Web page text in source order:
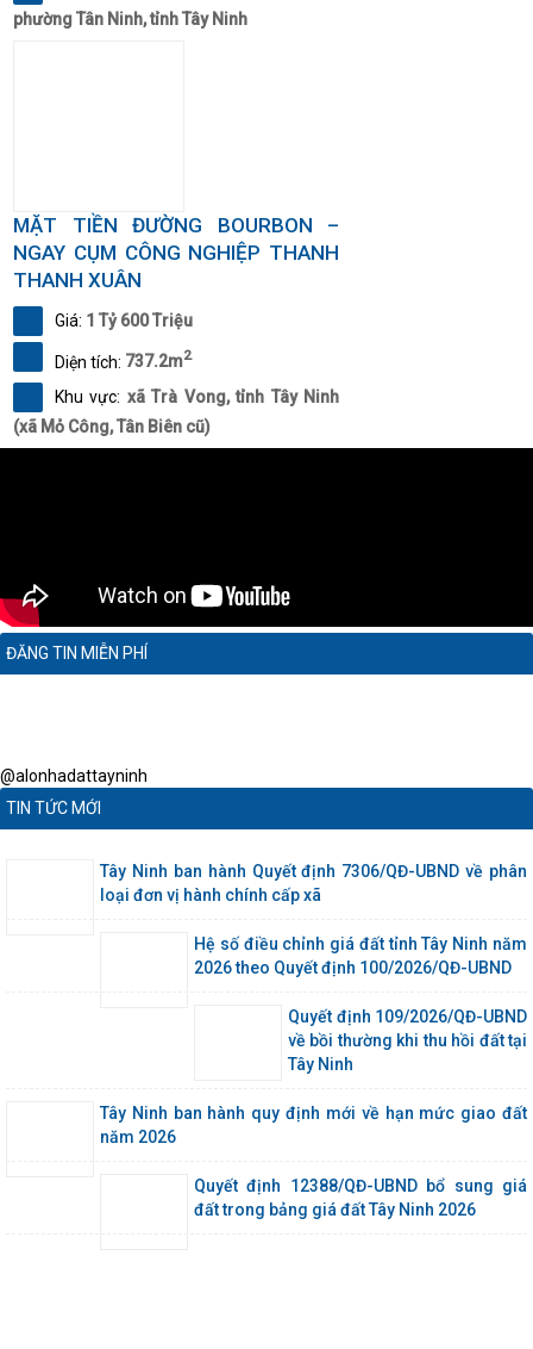
phường Tân Ninh, tỉnh Tây Ninh
MẶT TIỀN ĐƯỜNG BOURBON –
NGAY CỤM CÔNG NGHIỆP THANH
THANH XUÂN
Giá: 1 Tỷ 600 Triệu
Diện tích: 737.2m2
Khu vực: xã Trà Vong, tỉnh Tây Ninh
(xã Mỏ Công, Tân Biên cũ)
ĐĂNG TIN MIỄN PHÍ
@alonhadattayninh
TIN TỨC MỚI
Tây Ninh ban hành Quyết định 7306/QĐ-UBND về phân
loại đơn vị hành chính cấp xã
Hệ số điều chỉnh giá đất tỉnh Tây Ninh năm
2026 theo Quyết định 100/2026/QĐ-UBND
Quyết định 109/2026/QĐ-UBND
về bồi thường khi thu hồi đất tại
Tây Ninh
Tây Ninh ban hành quy định mới về hạn mức giao đất
năm 2026
Quyết định 12388/QĐ-UBND bổ sung giá
đất trong bảng giá đất Tây Ninh 2026